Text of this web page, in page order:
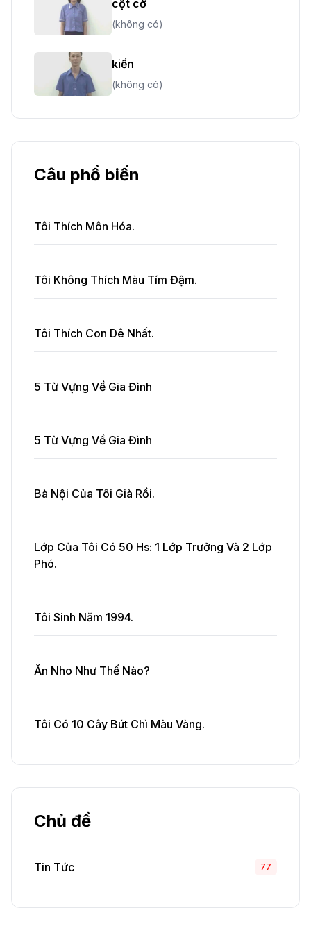
cột cờ
(không có)
kiến
(không có)
Câu phổ biến
Tôi Thích Môn Hóa.
Tôi Không Thích Màu Tím Đậm.
Tôi Thích Con Dê Nhất.
5 Từ Vựng Về Gia Đình
5 Từ Vựng Về Gia Đình
Bà Nội Của Tôi Già Rồi.
Lớp Của Tôi Có 50 Hs: 1 Lớp Trưởng Và 2 Lớp
Phó.
Tôi Sinh Năm 1994.
Ăn Nho Như Thế Nào?
Tôi Có 10 Cây Bút Chì Màu Vàng.
Chủ đề
Tin Tức 77